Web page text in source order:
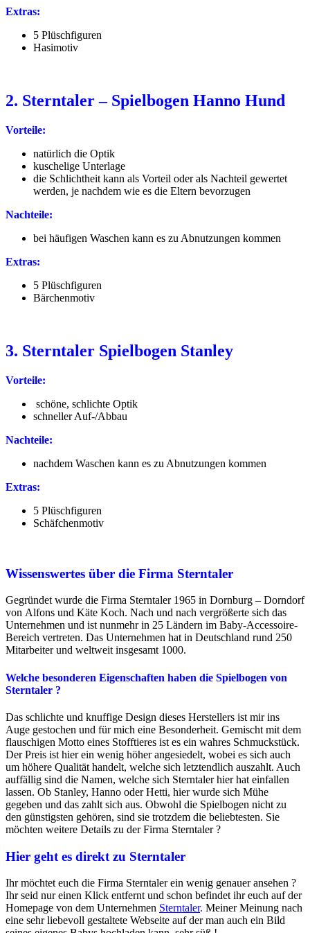
Extras:
5 Plüschfiguren
Hasimotiv
2. Sterntaler – Spielbogen Hanno Hund
Vorteile:
natürlich die Optik
kuschelige Unterlage
die Schlichtheit kann als Vorteil oder als Nachteil gewertet
werden, je nachdem wie es die Eltern bevorzugen
Nachteile:
bei häufigen Waschen kann es zu Abnutzungen kommen
Extras:
5 Plüschfiguren
Bärchenmotiv
3. Sterntaler Spielbogen Stanley
Vorteile:
schöne, schlichte Optik
schneller Auf-/Abbau
Nachteile:
nachdem Waschen kann es zu Abnutzungen kommen
Extras:
5 Plüschfiguren
Schäfchenmotiv
Wissenswertes über die Firma Sterntaler
Gegründet wurde die Firma Sterntaler 1965 in Dornburg – Dorndorf
von Alfons und Käte Koch. Nach und nach vergrößerte sich das
Unternehmen und ist nunmehr in 25 Ländern im Baby-Accessoire-
Bereich vertreten. Das Unternehmen hat in Deutschland rund 250
Mitarbeiter und weltweit insgesamt 1000.
Welche besonderen Eigenschaften haben die Spielbogen von
Sterntaler ?
Das schlichte und knuffige Design dieses Herstellers ist mir ins
Auge gestochen und für mich eine Besonderheit. Gemischt mit dem
flauschigen Motto eines Stofftieres ist es ein wahres Schmuckstück.
Der Preis ist hier ein wenig höher angesiedelt, wobei es sich auch
um höhere Qualität handelt, welche sich letztendlich auszahlt. Auch
auffällig sind die Namen, welche sich Sterntaler hier hat einfallen
lassen. Ob Stanley, Hanno oder Hetti, hier wurde sich Mühe
gegeben und das zahlt sich aus. Obwohl die Spielbogen nicht zu
den günstigsten gehören, sind sie trotzdem die beliebtesten. Sie
möchten weitere Details zu der Firma Sterntaler ?
Hier geht es direkt zu Sterntaler
Ihr möchtet euch die Firma Sterntaler ein wenig genauer ansehen ?
Ihr seid nur einen Klick entfernt und schon befindet ihr euch auf der
Homepage von dem Unternehmen Sterntaler. Meiner Meinung nach
eine sehr liebevoll gestaltete Webseite auf der man auch ein Bild